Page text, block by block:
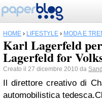
HOME › LIFESTYLE › MODA E
Karl Lagerfeld
Lagerfeld for
Creato il 27 dicembre 2010 da
Il direttore creativo di
automobilistica tedesca.